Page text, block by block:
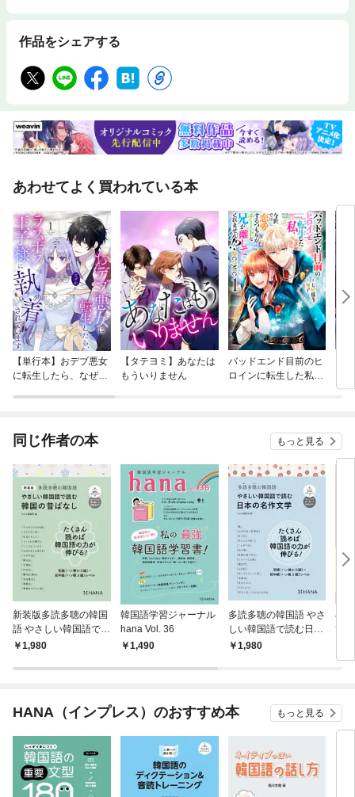
作品をシェアする
あわせてよく買われている本
【単行本】おデブ悪女
に転生したら、なぜか
【タテヨミ】あなたは
もういりません
バッドエンド目前のヒ
ロインに転生した私、
同じ作者の本 もっと見る
新装版多読多聴の韓国
語 やさしい韓国語で読
む韓国の昔ばなし
1,980
韓国語学習ジャーナル
hana Vol. 36
1,490
多読多聴の韓国語 やさ
しい韓国語で読む日本
の名作文学
1,980
小
て
HANA（インプレス）のおすすめ本 もっと見る